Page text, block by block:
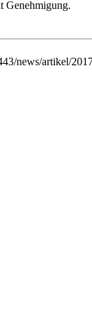
Genehmigung.
news/artikel/